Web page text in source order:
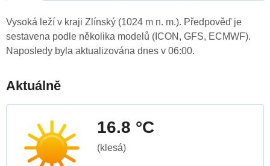
Vysoká leží v kraji Zlínský (1024 m n. m.). Předpověď je
sestavena podle několika modelů (ICON, GFS, ECMWF).
Naposledy byla aktualizována dnes v 06:00.
Aktuálně
16.8 °C
(klesá)